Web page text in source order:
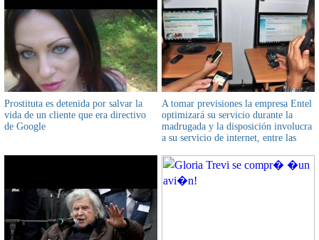
Prostituta es detenida por salvar la
vida de un cliente que era directivo
de Google
A tomar previsiones la empresa Entel
optimizará su servicio durante la
madrugada y la disposición involucra
a su servicio de internet, entre las
su sorpresa y molestia en las redes
sociales